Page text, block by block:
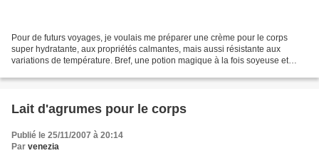
Pour de futurs voyages, je voulais me préparer une crème pour le corps
super hydratante, aux propriétés calmantes, mais aussi résistante aux
variations de température. Bref, une potion magique à la fois soyeuse et
Lait d'agrumes pour le corps
Publié le 25/11/2007 à 20:14
Par venezia